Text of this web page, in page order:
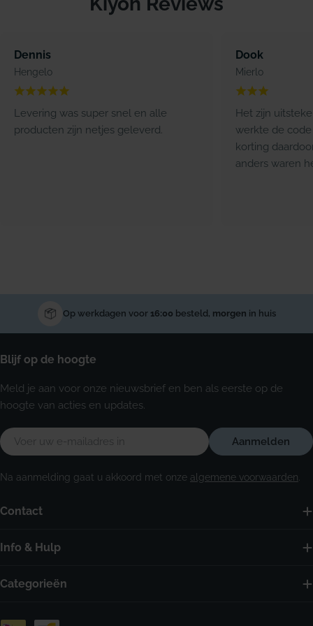
Dennis
Hengelo
Levering was super snel en alle
producten zijn netjes geleverd.
Dook
Mierlo
Het zijn
werkte de code
korting
anders waren
Op werkdagen voor 16:00 besteld, morgen in huis
Contact
Info & Hulp
Categorieën
Blijf op de hoogte
Meld je aan voor onze nieuwsbrief en ben als eerste op de
hoogte van acties en updates.
E-
mail
Aanmelden
Na aanmelding gaat u akkoord met onze algemene voorwaarden